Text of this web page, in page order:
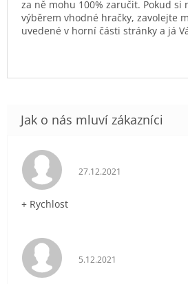
za ně mohu 100% zaručit. Pokud si
výběrem vhodné hračky, zavolejte
uvedené v horní části stránky a já
Hodnocení obchodu je
27.12.2021
+ Rychlost
Hodnocení obchodu je
5.12.2021